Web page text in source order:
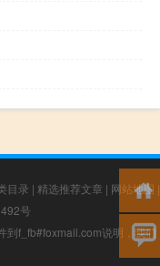
目录 | 精选推荐文章 | 网站地图 |
号
到f_fb#foxmail.com说明，我们